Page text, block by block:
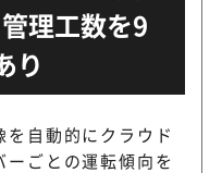
理工数を9
り
自動的にクラウド
ごとの運転傾向を